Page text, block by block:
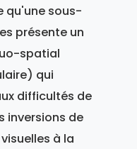
qu'une sous-
présente un
spatial
qui
difficultés de
inversions de
à la